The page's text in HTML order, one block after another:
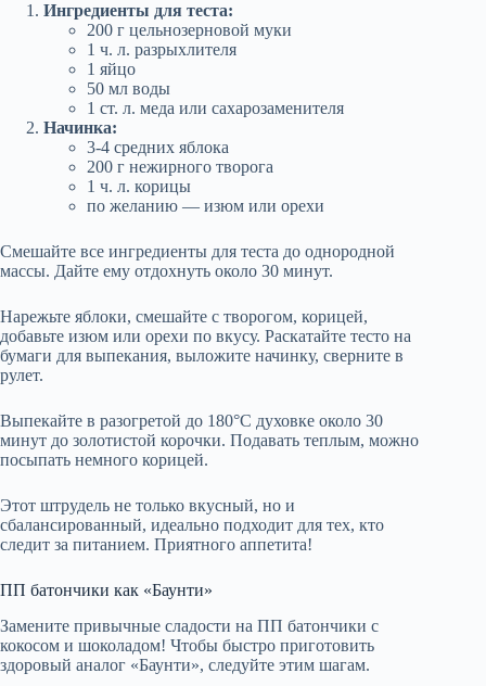
Ингредиенты для теста:
200 г цельнозерновой муки
1 ч. л. разрыхлителя
1 яйцо
50 мл воды
1 ст. л. меда или сахарозаменителя
Начинка:
3-4 средних яблока
200 г нежирного творога
1 ч. л. корицы
по желанию — изюм или орехи
Смешайте все ингредиенты для теста до однородной
массы. Дайте ему отдохнуть около 30 минут.
Нарежьте яблоки, смешайте с творогом, корицей,
добавьте изюм или орехи по вкусу. Раскатайте тесто на
бумаги для выпекания, выложите начинку, сверните в
рулет.
Выпекайте в разогретой до 180°C духовке около 30
минут до золотистой корочки. Подавать теплым, можно
посыпать немного корицей.
Этот штрудель не только вкусный, но и
сбалансированный, идеально подходит для тех, кто
следит за питанием. Приятного аппетита!
ПП батончики как «Баунти»
Замените привычные сладости на ПП батончики с
кокосом и шоколадом! Чтобы быстро приготовить
здоровый аналог «Баунти», следуйте этим шагам.